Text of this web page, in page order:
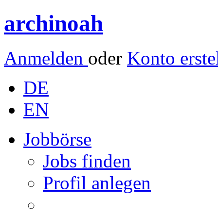
archinoah
Anmelden oder Konto
DE
EN
Jobbörse
Jobs finden
Profil anlegen